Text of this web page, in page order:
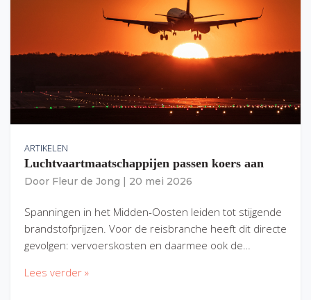
ARTIKELEN
Luchtvaartmaatschappijen passen koers aan
Door Fleur de Jong 20 mei 2026
Spanningen in het Midden-Oosten leiden tot stijgende
brandstofprijzen. Voor de reisbranche heeft dit directe
gevolgen: vervoerskosten en daarmee ook de…
Lees verder »